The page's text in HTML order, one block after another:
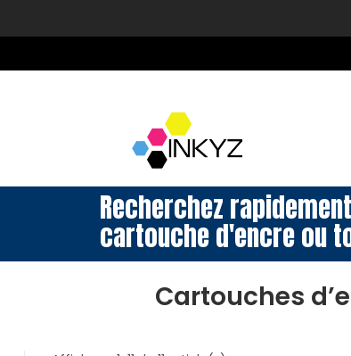
Recherchez
cartouche d'encre ou
Cartouches